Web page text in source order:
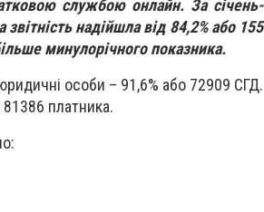
службою онлайн. За січень-
надійшла від 84,2% або 155
минулорічного показника.
особи – 91,6% або 72909 СГД.
81386 платника.